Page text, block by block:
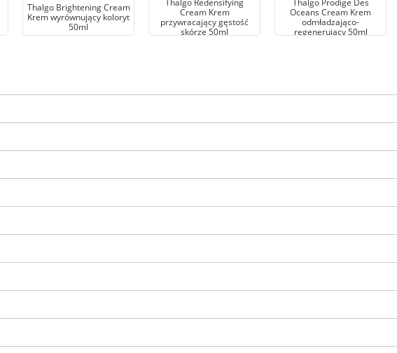
Thalgo Brightening Cream
Krem wyrównujący koloryt
50ml
Cream Krem
przywracający gęstość
skórze 50ml
Oceans Cream Krem
odmładzająco-
regenerujący 50ml